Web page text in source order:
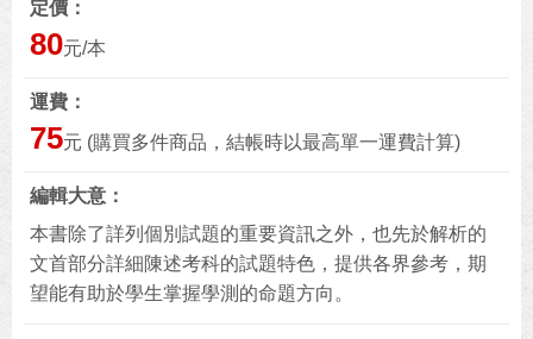
定價
80元/本
運費
75元 (購買多件商品，結帳時以最高單一運費計算)
編輯大意
本書除了詳列個別試題的重要資訊之外，也先於解析的
文首部分詳細陳述考科的試題特色，提供各界參考，期
望能有助於學生掌握學測的命題方向。